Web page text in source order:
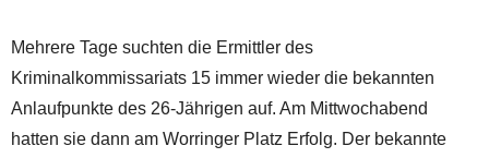
Mehrere Tage suchten die Ermittler des
Kriminalkommissariats 15 immer wieder die bekannten
Anlaufpunkte des 26-Jährigen auf. Am Mittwochabend
hatten sie dann am Worringer Platz Erfolg. Der bekannte